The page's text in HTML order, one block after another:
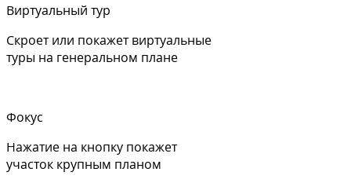
Виртуальный тур
Скроет или покажет виртуальные
туры на генеральном плане
Фокус
Нажатие на кнопку покажет
участок крупным планом